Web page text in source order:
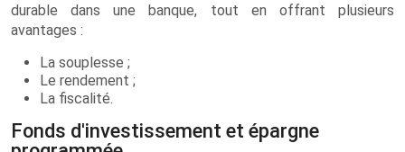
durable dans une banque, tout en offrant plusieurs
avantages :
La souplesse ;
Le rendement ;
La fiscalité.
Fonds d'investissement et épargne